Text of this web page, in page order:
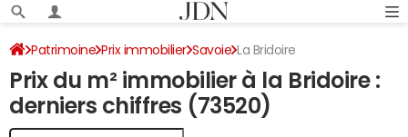
Patrimoine Prix immobilier Savoie La Bridoire
Prix du m² immobilier à la Bridoire :
derniers chiffres (73520)